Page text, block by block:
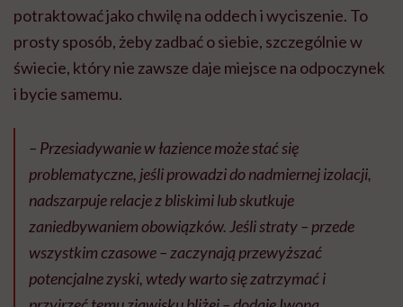
potraktować jako chwilę na oddech i wyciszenie. To
prosty sposób, żeby zadbać o siebie, szczególnie w
świecie, który nie zawsze daje miejsce na odpoczynek
i bycie samemu.
– Przesiadywanie w łazience może stać się
problematyczne, jeśli prowadzi do nadmiernej izolacji,
nadszarpuje relacje z bliskimi lub skutkuje
zaniedbywaniem obowiązków. Jeśli straty – przede
wszystkim czasowe – zaczynają przewyższać
potencjalne zyski, wtedy warto się zatrzymać i